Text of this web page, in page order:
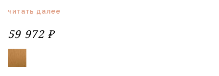
читать далее
59 972 ₽